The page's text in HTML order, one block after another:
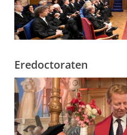
Eredoctoraten